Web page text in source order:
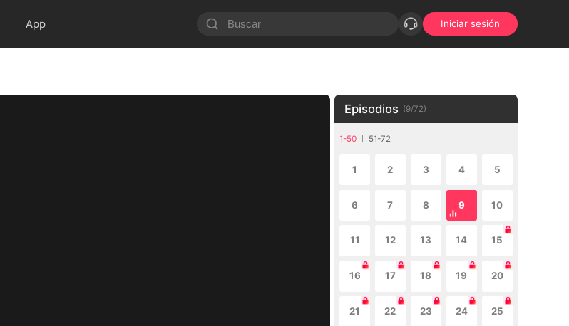
App Iniciar sesión
Episodios (9/72)
1-50 51-72
1 2 3 4 5
6 7 8 9 10
11 12 13 14 15
16 17 18 19 20
21 22 23 24 25